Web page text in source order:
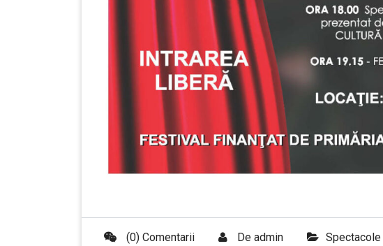
(0) Comentarii De admin Spectacole